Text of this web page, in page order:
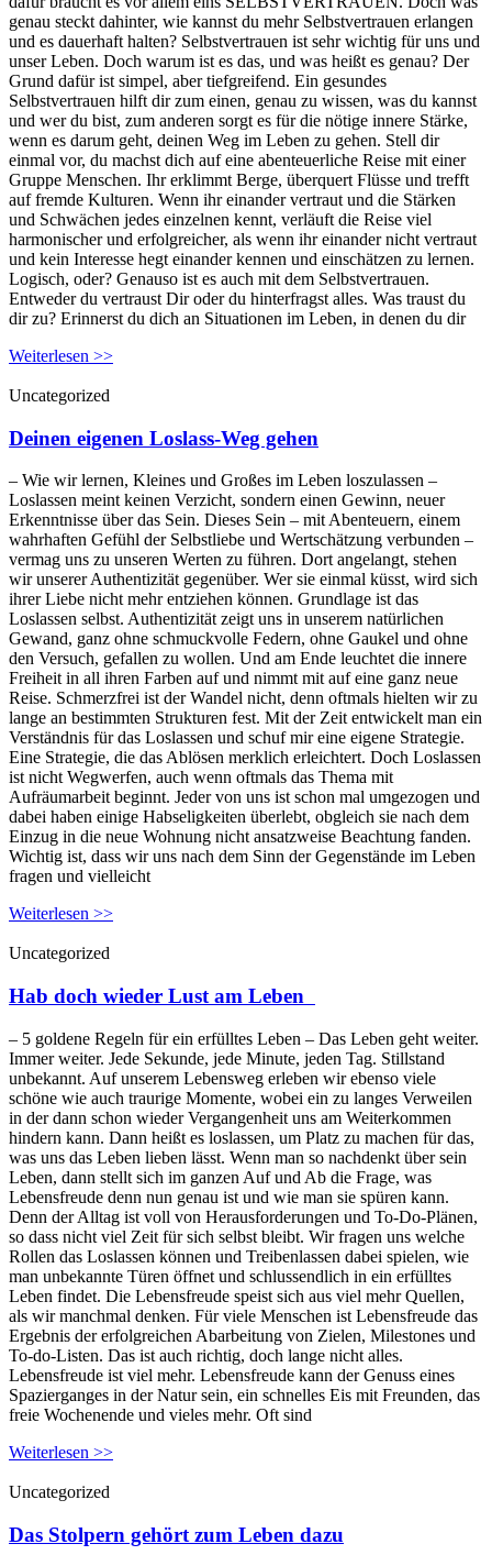
genau steckt dahinter, wie kannst du mehr Selbstvertrauen erlangen
und es dauerhaft halten? Selbstvertrauen ist sehr wichtig für uns und
unser Leben. Doch warum ist es das, und was heißt es genau? Der
Grund dafür ist simpel, aber tiefgreifend. Ein gesundes
Selbstvertrauen hilft dir zum einen, genau zu wissen, was du kannst
und wer du bist, zum anderen sorgt es für die nötige innere Stärke,
wenn es darum geht, deinen Weg im Leben zu gehen. Stell dir
einmal vor, du machst dich auf eine abenteuerliche Reise mit einer
Gruppe Menschen. Ihr erklimmt Berge, überquert Flüsse und trefft
auf fremde Kulturen. Wenn ihr einander vertraut und die Stärken
und Schwächen jedes einzelnen kennt, verläuft die Reise viel
harmonischer und erfolgreicher, als wenn ihr einander nicht vertraut
und kein Interesse hegt einander kennen und einschätzen zu lernen.
Logisch, oder? Genauso ist es auch mit dem Selbstvertrauen.
Entweder du vertraust Dir oder du hinterfragst alles. Was traust du
dir zu? Erinnerst du dich an Situationen im Leben, in denen du dir
Weiterlesen >>
Uncategorized
Deinen eigenen Loslass-Weg gehen
– Wie wir lernen, Kleines und Großes im Leben loszulassen –
Loslassen meint keinen Verzicht, sondern einen Gewinn, neuer
Erkenntnisse über das Sein. Dieses Sein – mit Abenteuern, einem
wahrhaften Gefühl der Selbstliebe und Wertschätzung verbunden –
vermag uns zu unseren Werten zu führen. Dort angelangt, stehen
wir unserer Authentizität gegenüber. Wer sie einmal küsst, wird sich
ihrer Liebe nicht mehr entziehen können. Grundlage ist das
Loslassen selbst. Authentizität zeigt uns in unserem natürlichen
Gewand, ganz ohne schmuckvolle Federn, ohne Gaukel und ohne
den Versuch, gefallen zu wollen. Und am Ende leuchtet die innere
Freiheit in all ihren Farben auf und nimmt mit auf eine ganz neue
Reise. Schmerzfrei ist der Wandel nicht, denn oftmals hielten wir zu
lange an bestimmten Strukturen fest. Mit der Zeit entwickelt man ein
Verständnis für das Loslassen und schuf mir eine eigene Strategie.
Eine Strategie, die das Ablösen merklich erleichtert. Doch Loslassen
ist nicht Wegwerfen, auch wenn oftmals das Thema mit
Aufräumarbeit beginnt. Jeder von uns ist schon mal umgezogen und
dabei haben einige Habseligkeiten überlebt, obgleich sie nach dem
Einzug in die neue Wohnung nicht ansatzweise Beachtung fanden.
Wichtig ist, dass wir uns nach dem Sinn der Gegenstände im Leben
fragen und vielleicht
Weiterlesen >>
Uncategorized
Hab doch wieder Lust am Leben
– 5 goldene Regeln für ein erfülltes Leben – Das Leben geht weiter.
Immer weiter. Jede Sekunde, jede Minute, jeden Tag. Stillstand
unbekannt. Auf unserem Lebensweg erleben wir ebenso viele
schöne wie auch traurige Momente, wobei ein zu langes Verweilen
in der dann schon wieder Vergangenheit uns am Weiterkommen
hindern kann. Dann heißt es loslassen, um Platz zu machen für das,
was uns das Leben lieben lässt. Wenn man so nachdenkt über sein
Leben, dann stellt sich im ganzen Auf und Ab die Frage, was
Lebensfreude denn nun genau ist und wie man sie spüren kann.
Denn der Alltag ist voll von Herausforderungen und To-Do-Plänen,
so dass nicht viel Zeit für sich selbst bleibt. Wir fragen uns welche
Rollen das Loslassen können und Treibenlassen dabei spielen, wie
man unbekannte Türen öffnet und schlussendlich in ein erfülltes
Leben findet. Die Lebensfreude speist sich aus viel mehr Quellen,
als wir manchmal denken. Für viele Menschen ist Lebensfreude das
Ergebnis der erfolgreichen Abarbeitung von Zielen, Milestones und
To-do-Listen. Das ist auch richtig, doch lange nicht alles.
Lebensfreude ist viel mehr. Lebensfreude kann der Genuss eines
Spazierganges in der Natur sein, ein schnelles Eis mit Freunden, das
freie Wochenende und vieles mehr. Oft sind
Weiterlesen >>
Uncategorized
Das Stolpern gehört zum Leben dazu